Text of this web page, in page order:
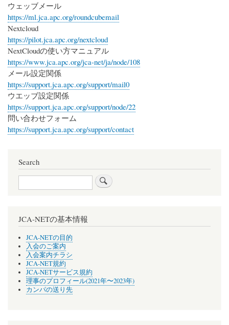
ウェッブメール
https://ml.jca.apc.org/roundcubemail
Nextcloud
https://pilot.jca.apc.org/nextcloud
NextCloudの使い方マニュアル
https://www.jca.apc.org/jca-net/ja/node/108
メール設定関係
https://support.jca.apc.org/support/mail0
ウエッブ設定関係
https://support.jca.apc.org/support/node/22
問い合わせフォーム
https://support.jca.apc.org/support/contact
Search
Search
JCA-NETの基本情報
JCA-NETの目的
入会のご案内
入会案内チラシ
JCA-NET規約
JCA-NETサービス規約
理事のプロフィール(2021年〜2023年)
カンパの送り先